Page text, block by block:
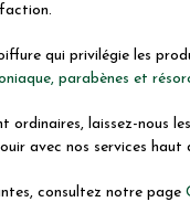
qui privilégie les
parabènes et
ordinaires, laissez-nous
avec nos services haut
consultez notre page